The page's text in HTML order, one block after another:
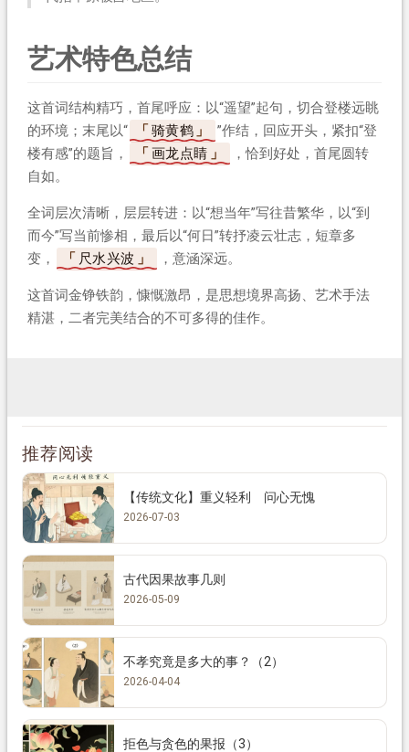
艺术特色总结
这首词结构精巧，首尾呼应：以“遥望”起句，切合登楼远眺
的环境；末尾以“
骑黄鹤
”作结，回应开头，紧扣“登
楼有感”的题旨，
画龙点睛
，恰到好处，首尾圆转
自如。
全词层次清晰，层层转进：以“想当年”写往昔繁华，以“到
而今”写当前惨相，最后以“何日”转抒凌云壮志，短章多
变，
尺水兴波 ，意涵深远。
这首词金铮铁韵，慷慨激昂，是思想境界高扬、艺术手法
精湛，二者完美结合的不可多得的佳作。
推荐阅读
【传统文化】重义轻利 问心无愧
2026-07-03
古代因果故事几则
2026-05-09
不孝究竟是多大的事？（2）
2026-04-04
拒色与贪色的果报（3）